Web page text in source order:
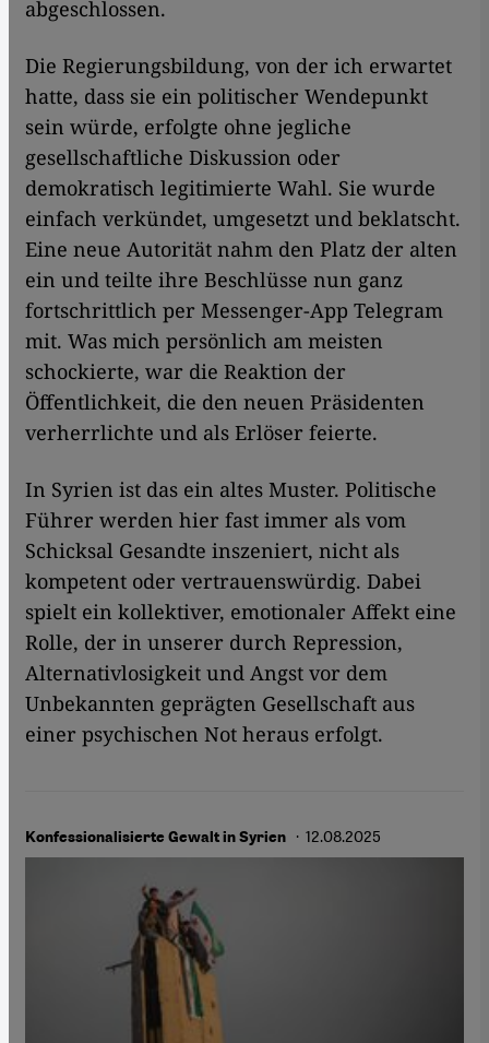
abgeschlossen.
Die Regierungsbildung, von der ich erwartet
hatte, dass sie ein politischer Wendepunkt
sein würde, erfolgte ohne jegliche
gesellschaftliche Diskussion oder
demokratisch legitimierte Wahl. Sie wurde
einfach verkündet, umgesetzt und beklatscht.
Eine neue Autorität nahm den Platz der alten
ein und teilte ihre Beschlüsse nun ganz
fortschrittlich per Messenger-App Telegram
mit. Was mich persönlich am meisten
schockierte, war die Reaktion der
Öffentlichkeit, die den neuen Präsidenten
verherrlichte und als Erlöser feierte.
In Syrien ist das ein altes Muster. Politische
Führer werden hier fast immer als vom
Schicksal Gesandte inszeniert, nicht als
kompetent oder vertrauenswürdig. Dabei
spielt ein kollektiver, emotionaler Affekt eine
Rolle, der in unserer durch Repression,
Alternativlosigkeit und Angst vor dem
Unbekannten geprägten Gesellschaft aus
einer psychischen Not heraus erfolgt.
Konfessionalisierte Gewalt in Syrien · 12.08.2025